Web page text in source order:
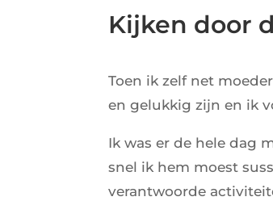
Kijken door
Toen ik zelf net
en gelukkig zijn en ik
Ik was er de hele dag
snel ik hem moest
verantwoorde